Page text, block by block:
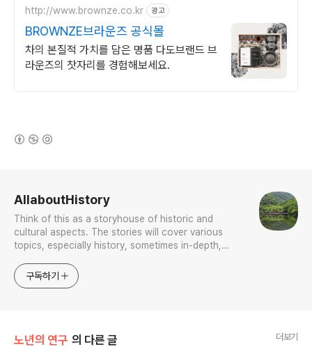
http://www.brownze.co.kr 광고
BROWNZE브라운즈 공식몰
차의 본질적 가치를 담은 명품 다도브랜드 브
라운즈의 찻자리를 경험해보세요.
AllaboutHistory
Think of this as a storyhouse of historic and
cultural aspects. The stories will cover various
topics, especially history, sometimes in-depth,
approach will be to resist any common sense or
generalized viewpoint
구독하기
노년의 연구 의 다른 글 더보기